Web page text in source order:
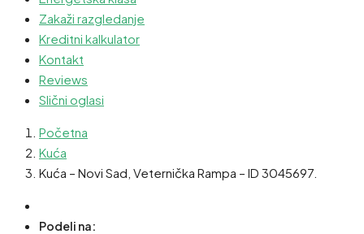
Zakaži razgledanje
Kreditni kalkulator
Kontakt
Reviews
Slični oglasi
Početna
Kuća
Kuća – Novi Sad, Veternička Rampa – ID 3045697.
Podeli na: